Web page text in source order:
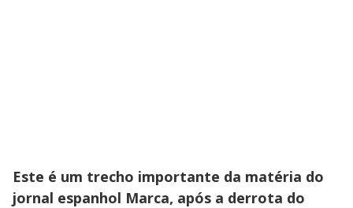
Este é um trecho importante da matéria do
jornal espanhol Marca, após a derrota do